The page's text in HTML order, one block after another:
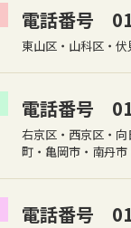
電話番号
東山区・山科区・
電話番号
右京区・西京区・
町・亀岡市・南丹
電話番号